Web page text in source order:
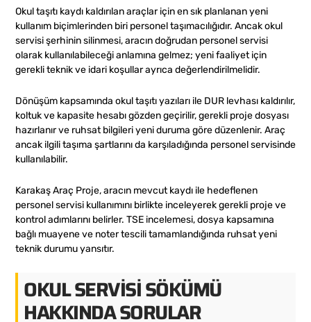
Okul taşıtı kaydı kaldırılan araçlar için en sık planlanan yeni
kullanım biçimlerinden biri personel taşımacılığıdır. Ancak okul
servisi şerhinin silinmesi, aracın doğrudan personel servisi
olarak kullanılabileceği anlamına gelmez; yeni faaliyet için
gerekli teknik ve idari koşullar ayrıca değerlendirilmelidir.
Dönüşüm kapsamında okul taşıtı yazıları ile DUR levhası kaldırılır,
koltuk ve kapasite hesabı gözden geçirilir, gerekli proje dosyası
hazırlanır ve ruhsat bilgileri yeni duruma göre düzenlenir. Araç
ancak ilgili taşıma şartlarını da karşıladığında personel servisinde
kullanılabilir.
Karakaş Araç Proje, aracın mevcut kaydı ile hedeflenen
personel servisi kullanımını birlikte inceleyerek gerekli proje ve
kontrol adımlarını belirler. TSE incelemesi, dosya kapsamına
bağlı muayene ve noter tescili tamamlandığında ruhsat yeni
teknik durumu yansıtır.
OKUL SERVISI SÖKÜMÜ
HAKKINDA SORULAR